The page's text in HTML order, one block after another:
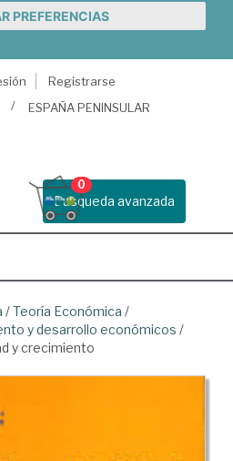
PREFERENCIAS
Registrarse
ESPAÑA PENINSULAR
Busqueda avanzada
0
/Teoría Económica /
y desarrollo económicos /
y crecimiento